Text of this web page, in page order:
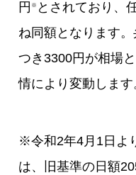
円 ※ とされており、
ね同額となります
つき3300円が相場
情により変動します
※令和2年4月1日よ
は、旧基準の日額